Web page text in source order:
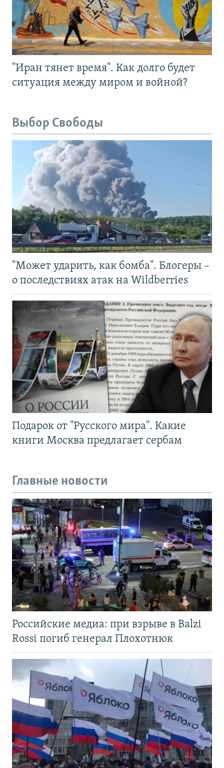
"Иран тянет время". Как долго будет
ситуация между миром и войной?
Выбор Свободы
"Может ударить, как бомба". Блогеры –
о последствиях атак на Wildberries
Подарок от "Русского мира". Какие
книги Москва предлагает сербам
Главные новости
Российские медиа: при взрыве в Balzi
Rossi погиб генерал Плохотнюк